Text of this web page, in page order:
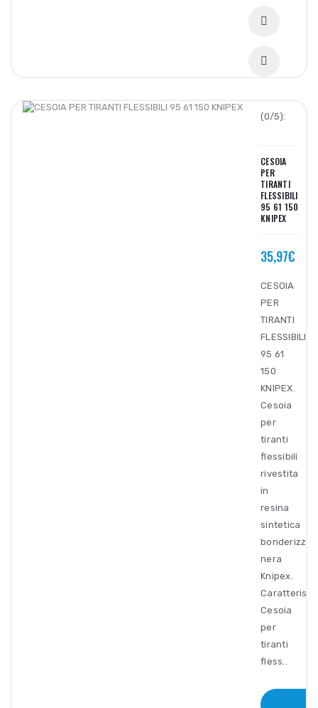
(0/5):
CESOIA
PER
TIRANTI
FLESSIBILI
95 61 150
KNIPEX
35,97€
CESOIA
PER
TIRANTI
FLESSIBILI
95 61
150
KNIPEX.
Cesoia
per
tiranti
flessibili
rivestita
in
resina
sintetica
nera
Knipex.
Cesoia
per
tiranti
fless..